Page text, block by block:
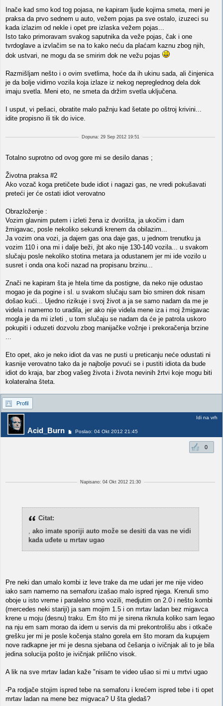
Inače kad smo kod tog pojasa, ne kapiram ljude kojima smeta, meni je
praksa da prvo sednem u auto, vežem pojas pa sve ostalo, izuzeci su
kada izlazim od nekle i opet pre izlaska vežem pojas...
Isto tako primoravam svakog saputnika da veže pojas, čak i one
tvrdoglave a izvlačim se na to kako neću da plaćam kaznu zbog njih,
dok ustvari, ne mogu da se smirim dok ne vežu pojas
Razmišljam nešto i o ovim svetlima, hoće da ih ukinu sada, ali činjenica
je da bolje vidimo vozila koja izlaze iz nekog nepreglednog dela dok
imaju svetla. Meni eto, ne smeta da držim svetla uključena.
I usput, vi pešaci, obratite malo pažnju kad šetate po oštroj krivini...
idite propisno ili tik do ivice.
Dopuna: 29 Sep 2012 19:51
Totalno suprotno od ovog gore mi se desilo danas ;
Životna praksa #2
Ako vozač koga pretičete bude idiot i nagazi gas, ne vredi pokušavati
preteći jer će ostati idiot verovatno
Obrazloženje :
Vozim glavnim putem i izleti žena iz dvorišta, ja ukočim i dam
žmigavac, posle nekoliko sekundi krenem da obilazim...
Ja vozim ona vozi, ja dajem gas ona daje gas, u jednom trenutku ja
vozim 110 i ona mi i dalje beži, jbt ako nije 130-140 vozila... u svakom
slučaju posle nekoliko stotina metara ja odustanem jer mi ide vozilo u
susret i onda ona koči nazad na propisanu brzinu...
Znači ne kapiram šta je htela time da postigne, da neko nije odustao
mogao je da pogine i sl. u svakom slučaju sam bio smiren dok nisam
došao kući... Ujedno rizikuje i svoj život a ja se samo nadam da me je
videla i namerno to uradila, jer ako nije videla mene iza i moj žmigavac
mogla je da mi izleti , u tom slučaju se nadam da će je patrola uskoro
pokupiti i oduzeti dozvolu zbog manijačke vožnje i prekoračenja brzine
...
Eto opet, ako je neko idiot da vas ne pusti u preticanju neće odustati ni
kasnije verovatno tako da je najbolje povući se i pustiti idiota da bude
idiot do kraja, bar zbog vašeg života i života nevinih žrtvi koje mogu biti
kolateralna šteta.
Profil
Acid_Burn Poslao: 04 Okt 2012 21:45
Idi na vrh
0
Napisano: 04 Okt 2012 21:30
Citat:
, ako imate sporiji auto može se desiti da vas ne vidi
kada uđete u mrtav ugao
Pre neki dan umalo kombi iz leve trake da me udari jer me nije video
iako sam namerno na semaforu izašao malo ispred njega. Krenuli smo
oboje u isto vreme i paralelno smo vozili, medjutim on 2.0 i nešto kombi
(mercedes neki stariji) ja sam mojim 1.5 i on mrtav ladan bez migavca
krene u moju (desnu) traku. Em što mi je sirena riknula koliko sam legao
na nju em sam morao da idem u servis da mi prekontrolišu abs i otkače
grešku jer mi je posle kočenja stalno gorela em što moram da kupujem
nove radkapne jer mi je desna sjebana od češanja o ivičnjak ali to je bila
jedina solucija pošto je ivičnjak prilično visok.
A lik na sve mrtav ladan kaže "nisam te video ušao si mi u mrtvi ugao
-Pa rodjače stojim ispred tebe na semaforu i krećem ispred tebe i ti opet
mrtav ladan na mene bez migvaca? U šta gledaš?